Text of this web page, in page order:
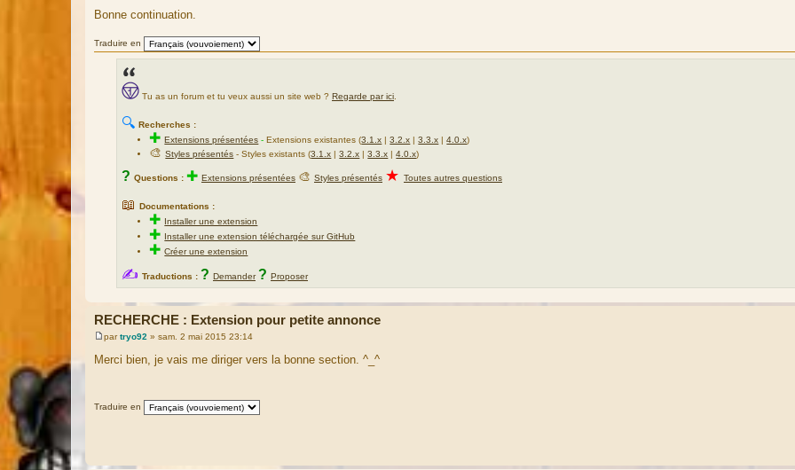
Bonne continuation.
Traduire en
Tu as un forum et tu veux aussi un site web ? Regarde par ici
🔍 Recherches :
✚Extensions présentées -Extensions existantes (3.1.x |3.2.x |3.3.x |4.0.x)
🎨Styles présentés - Styles existants (3.1.x |3.2.x |3.3.x |4.0.x)
? Questions : ✚ Extensions présentées 🎨 Styles présentés ★ Toutes autres questions
📖 Documentations :
✚ Installer une extension
✚ Installer une extension téléchargée sur GitHub
✚Créer une extension
✍ Traductions : ? Demander ? Proposer
RECHERCHE : Extension pour petite annonce
e
s
e
partryo92 » sam. 2 mai 2015 23:14
Merci bien, je vais me diriger vers la bonne section. ^_^
Traduire en